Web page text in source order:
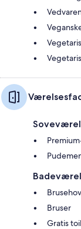
Bruser
Gratis